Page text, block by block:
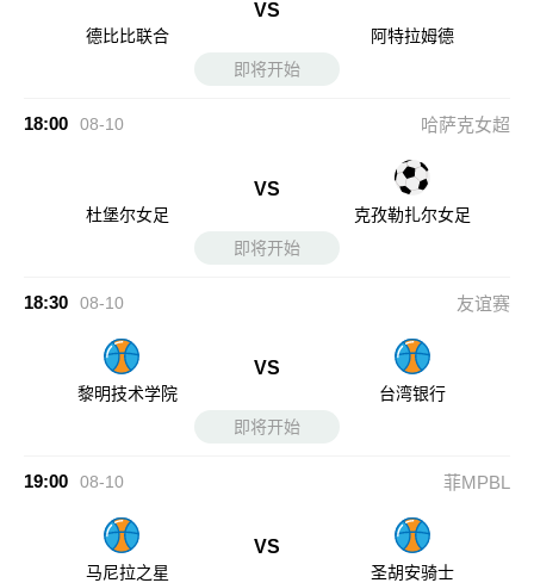
德比比联合
VS
阿特拉姆德
即将开始
18:00 08-10 哈萨克女超
杜堡尔女足
VS
克孜勒扎尔女足
即将开始
18:30 08-10 友谊赛
黎明技术学院
VS
台湾银行
即将开始
19:00 08-10 菲MPBL
马尼拉之星
VS
圣胡安骑士